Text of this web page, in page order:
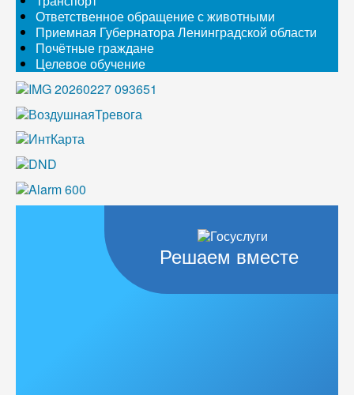
Ответственное обращение с животными
Приемная Губернатора Ленинградской области
Почётные граждане
Целевое обучение
Решаем вместе